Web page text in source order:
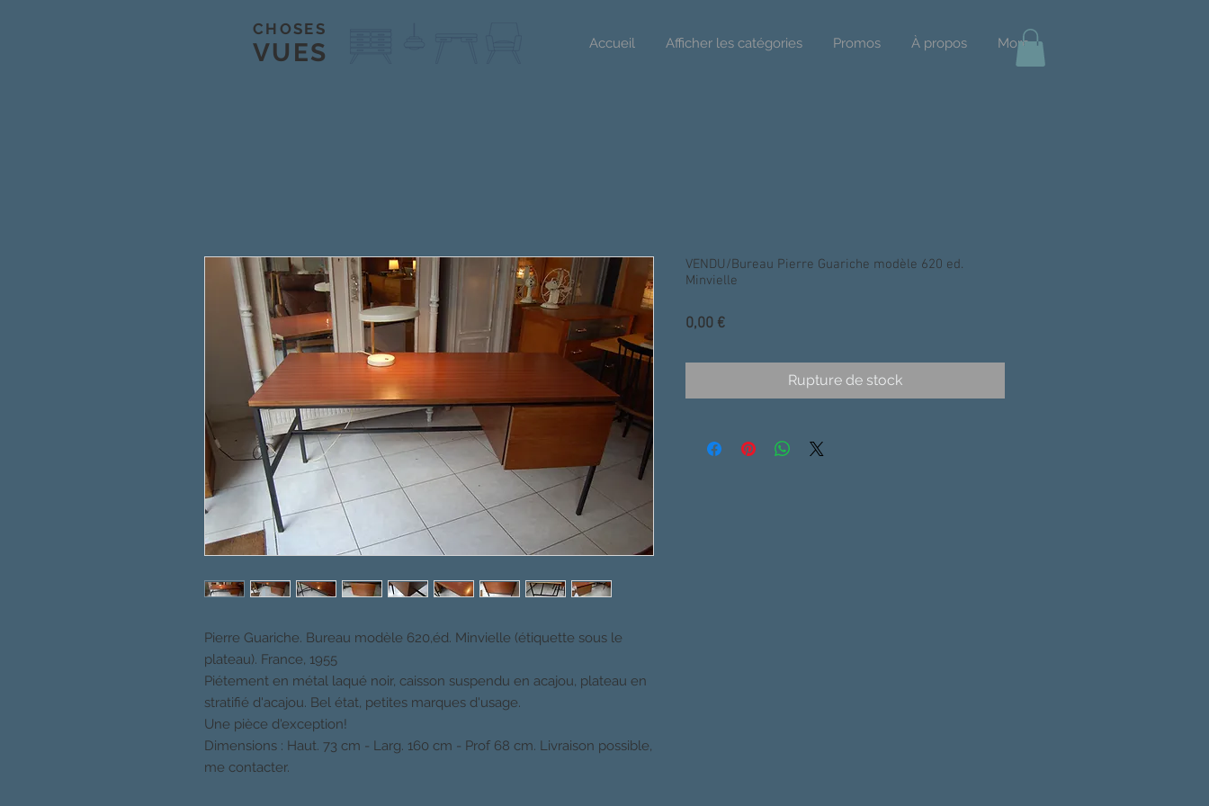
CHOSES
VUES Accueil Afficher les catégories Promos À propos More
Pierre Guariche. Bureau modèle 620,éd. Minvielle (étiquette sous le
plateau). France, 1955
Piétement en métal laqué noir, caisson suspendu en acajou, plateau en
stratifié d'acajou. Bel état, petites marques d'usage.
Une pièce d'exception!
Dimensions : Haut. 73 cm - Larg. 160 cm - Prof 68 cm. Livraison possible,
me contacter.
VENDU/Bureau Pierre Guariche modèle 620 ed.
Minvielle
0,00 €Prix
Rupture de stock